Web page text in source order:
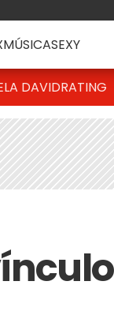
MÚSICASEXY
DAVIDRATING